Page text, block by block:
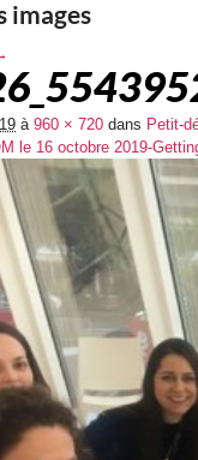
images
à 960 × 720 dans Petit-
le 16 octobre 2019-